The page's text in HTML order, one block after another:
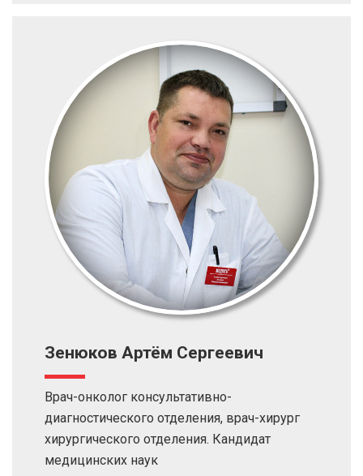
Зенюков Артём Сергеевич
Врач-онколог консультативно-
диагностического отделения, врач-хирург
хирургического отделения. Кандидат
медицинских наук